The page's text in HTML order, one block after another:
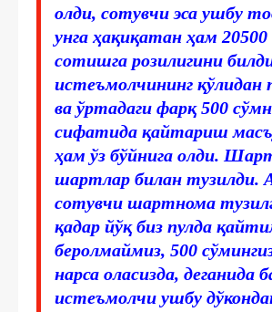
олди, сотувчи эса ушбу
унга ҳақиқатан ҳам 20500
сотишга розилигини
истеъмолчининг қўлидан
ва ўртадаги фарқ 500
сифатида қайтариш
ҳам ўз бўйнига олди.
шартлар билан тузилди.
сотувчи шартнома
қадар йўқ биз пулда
беролмаймиз, 500
нарса оласизда, деганида
истеъмолчи ушбу